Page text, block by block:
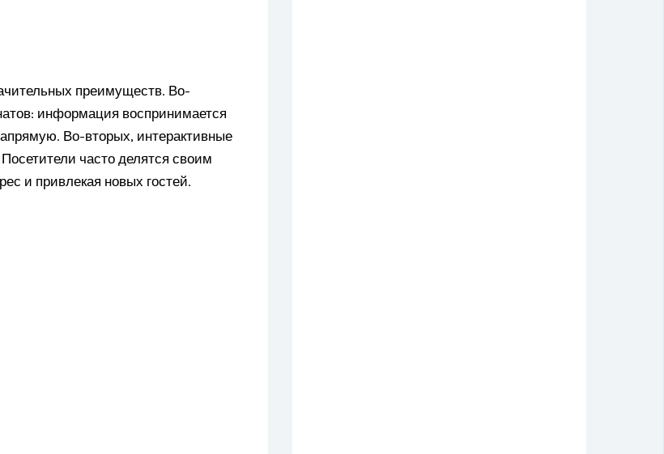
преимуществ. Во-
информация воспринимается
Во-вторых, интерактивные
часто делятся своим
и привлекая новых гостей.